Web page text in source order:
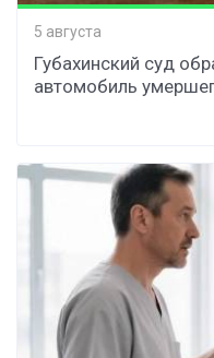
5 августа
Губахинский суд
автомобиль